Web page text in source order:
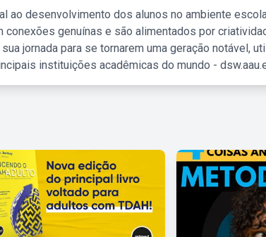
ao desenvolvimento dos alunos no ambiente
genuínas e são alimentados por
jornada para se tornarem uma geração notável,
instituições acadêmicas do mundo -